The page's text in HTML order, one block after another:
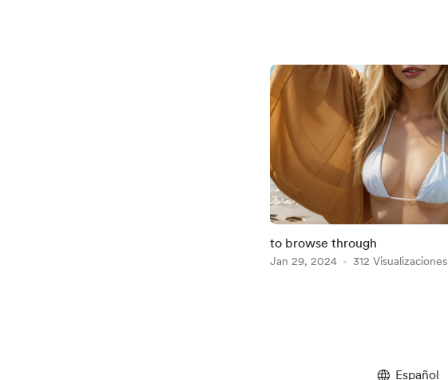
to browse through
Jan 29, 2024 312 Visualizaciones
Español